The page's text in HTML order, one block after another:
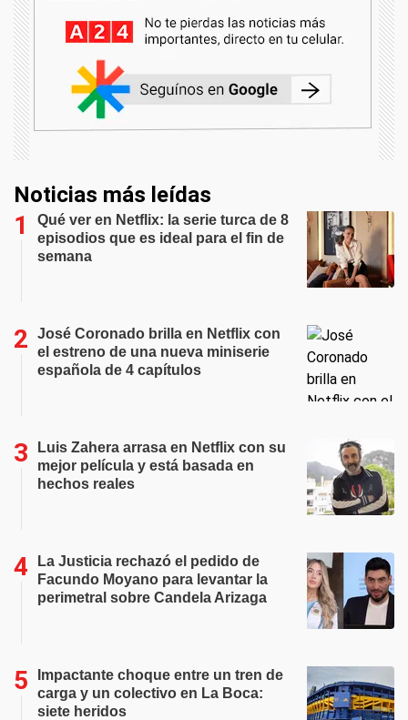
Noticias más leídas
Qué ver en Netflix: la serie turca de 8
episodios que es ideal para el fin de
semana
José Coronado brilla en Netflix con
el estreno de una nueva miniserie
española de 4 capítulos
Luis Zahera arrasa en Netflix con su
mejor película y está basada en
hechos reales
La Justicia rechazó el pedido de
Facundo Moyano para levantar la
perimetral sobre Candela Arizaga
Impactante choque entre un tren de
carga y un colectivo en La Boca:
siete heridos